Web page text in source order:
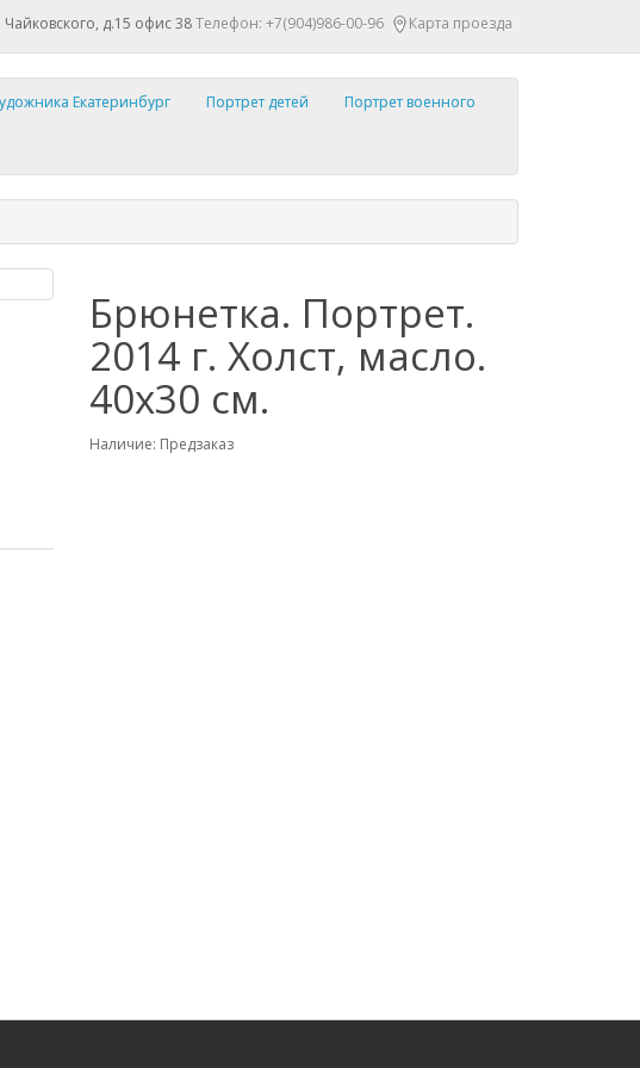
Чайковского, д.15 офис 38Телефон: +7(904)986-00-96 Карта проезда
Екатеринбург Портрет детей Портрет военного
Брюнетка. Портрет.
2014 г. Холст, масло.
40х30 см.
Наличие: Предзаказ